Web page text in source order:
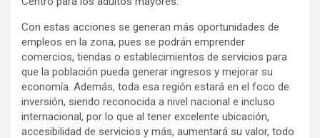
Con estas acciones se generan más oportunidades de
empleos en la zona, pues se podrán emprender
comercios, tiendas o establecimientos de servicios para
que la población pueda generar ingresos y mejorar su
economía. Además, toda esa región estará en el foco de
inversión, siendo reconocida a nivel nacional e incluso
internacional, por lo que al tener excelente ubicación,
accesibilidad de servicios y más, aumentará su valor, todo